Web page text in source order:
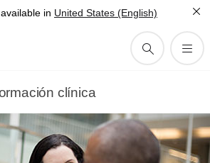
in United States (English)
clínica